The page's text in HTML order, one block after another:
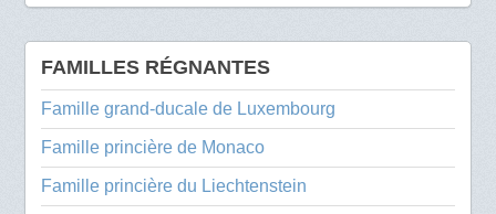
FAMILLES RÉGNANTES
Famille grand-ducale de Luxembourg
Famille princière de Monaco
Famille princière du Liechtenstein